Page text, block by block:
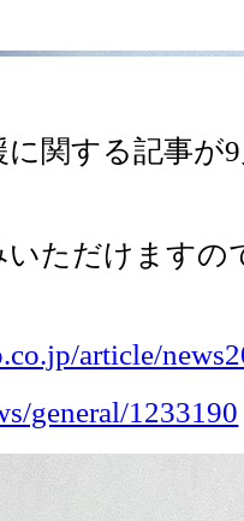
関する記事が
いただけますの
article/
general/1233190